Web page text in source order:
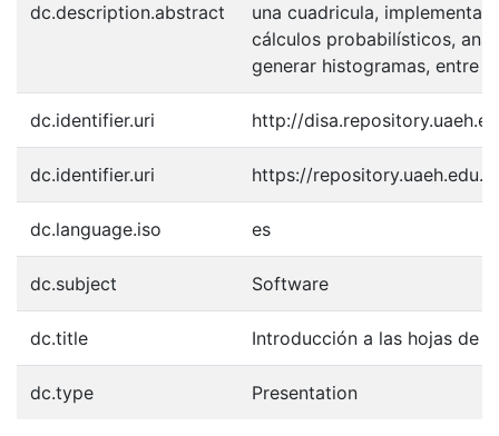
dc.description.abstract
una cuadricula,
cálculos probabilísticos,
generar histogramas, entre
dc.identifier.uri http://
dc.identifier.uri https://
dc.language.iso es
dc.subject Software
dc.title Introducción a las hojas de
dc.type Presentation